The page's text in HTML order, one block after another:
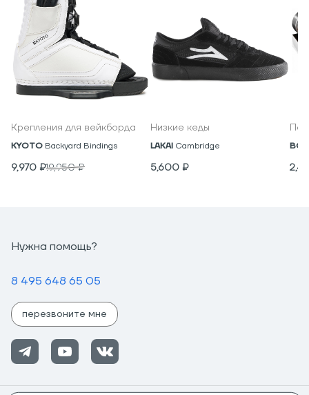
Крепления для вейкборда
KYOTO Backyard Bindings
9,970 ₽19,950₽
Низкие кеды
LAKAI Cambridge
5,600 ₽
Нужна помощь?
8 495 648 65 05
перезвоните мне